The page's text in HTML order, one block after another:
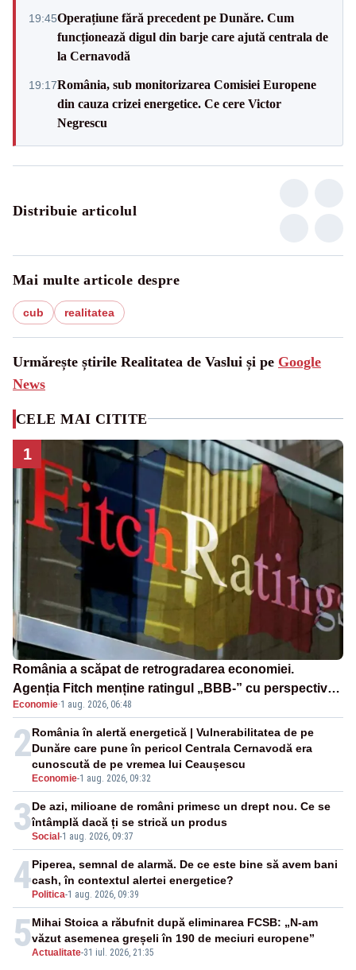
19:45Operațiune fără precedent pe Dunăre. Cum
funcționează digul din barje care ajută centrala de
la Cernavodă
19:17România, sub monitorizarea Comisiei Europene
din cauza crizei energetice. Ce cere Victor
Negrescu
Distribuie articolul
Mai multe articole despre
cub realitatea
Urmărește știrile Realitatea de Vaslui și pe Google
News
CELE MAI CITITE
1
România a scăpat de retrogradarea economiei.
Agenția Fitch menține ratingul „BBB-” cu perspectivă
negativă
Economie·1 aug. 2026, 06:48
2
Economie-1 aug. 2026, 09:32
România în alertă energetică | Vulnerabilitatea de pe
Dunăre care pune în pericol Centrala Cernavodă era
cunoscută de pe vremea lui Ceaușescu
3Social -1 aug. 2026, 09:37
De azi, milioane de români primesc un drept nou. Ce se
întâmplă dacă ți se strică un produs
4 Politica-1 aug. 2026, 09:39
Piperea, semnal de alarmă. De ce este bine să avem bani
cash, în contextul alertei energetice?
5Actualitate-31 iul. 2026, 21:35
Mihai Stoica a răbufnit după eliminarea FCSB: „N-am
văzut asemenea greșeli în 190 de meciuri europene”